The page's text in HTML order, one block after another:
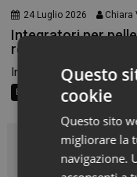
24 Luglio 2026 Chiara
Integratori per
routine passa
In estate cambiamo
Beauty Trend Consigli al
In Vetrina
Questo
cookie
Questo sito
migliorare la
navigazione.